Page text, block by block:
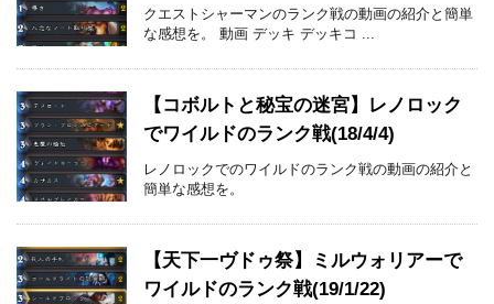
クエストシャーマンのランク戦の動画の紹介と簡単
な感想を。 動画 デッキ デッキコ ...
【コボルトと秘宝の迷宮】レノロック
でワイルドのランク戦(18/4/4)
レノロックでのワイルドのランク戦の動画の紹介と
簡単な感想を。
【天下一ヴドゥ祭】ミルウォリアーで
ワイルドのランク戦(19/1/22)